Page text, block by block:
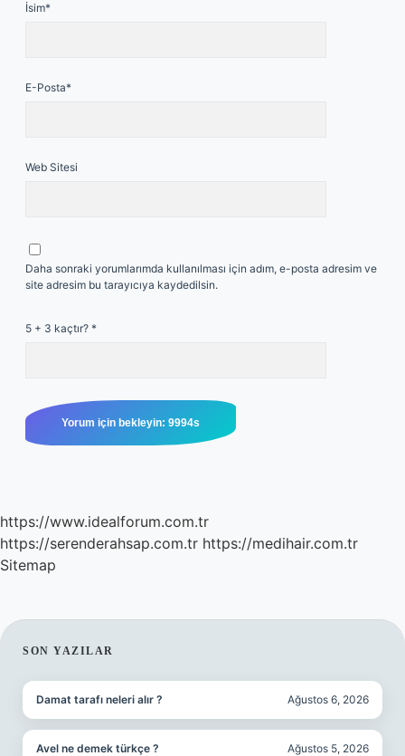
İsim*
E-Posta*
Web Sitesi
Daha sonraki yorumlarımda kullanılması için adım, e-posta adresim ve
site adresim bu tarayıcıya kaydedilsin.
5 + 3 kaçtır? *
https://www.idealforum.com.tr
https://serenderahsap.com.tr https://medihair.com.tr
Sitemap
SIDEBAR
SON YAZILAR
Damat tarafı neleri alır ? Ağustos 6, 2026
Avel ne demek türkçe ? Ağustos 5, 2026